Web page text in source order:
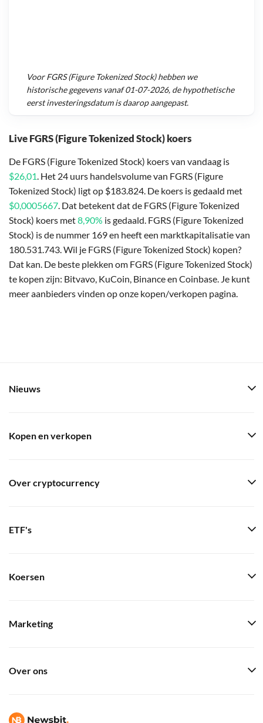
Live FGRS (Figure Tokenized Stock) koers
De FGRS (Figure Tokenized Stock) koers van vandaag is
$26,01. Het 24 uurs handelsvolume van FGRS (Figure
Tokenized Stock) ligt op $183.824. De koers is gedaald met
$0,0005667. Dat betekent dat de FGRS (Figure Tokenized
Stock) koers met8,90% is gedaald. FGRS (Figure Tokenized
Stock) is de nummer 169 en heeft een marktkapitalisatie van
180.531.743. Wil je FGRS (Figure Tokenized Stock) kopen?
Dat kan. De beste plekken om FGRS (Figure Tokenized Stock)
te kopen zijn: Bitvavo, KuCoin, Binance en Coinbase. Je kunt
meer aanbieders vinden op onze kopen/verkopen pagina.
VoorFGRS (Figure Tokenized Stock)hebben we
historische gegevens vanaf01-07-2026, de hypothetische
eerst investeringsdatum is daarop aangepast.
Nieuws
Kopen en verkopen
Over cryptocurrency
ETF's
Koersen
Marketing
Over ons